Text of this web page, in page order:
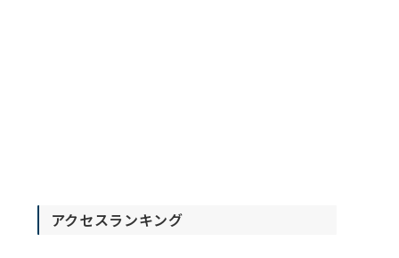
アクセスランキング